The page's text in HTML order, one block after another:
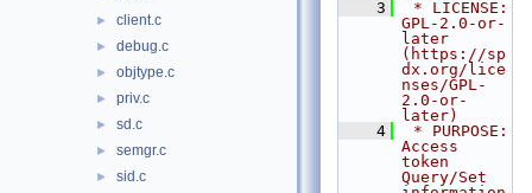
► client.c
► debug.c
► objtype.c
► priv.c
► sd.c
► semgr.c
► sid.c
    3
* LICENSE:
GPL-2.0-or-
later
(https://sp
dx.org/lice
nses/GPL-
2.0-or-
later)
    4
* PURPOSE:
Access
token
Query/Set